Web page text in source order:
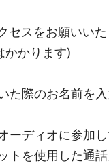
セスをお願い
かります)
際のお名前を入
ディオに参加し
トを使用した通